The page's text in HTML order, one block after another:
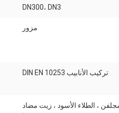
DN300، DN3
مزور
تركيب الأنابيب DIN EN 10253
، الطلاء الأسود ، زيت مضاد